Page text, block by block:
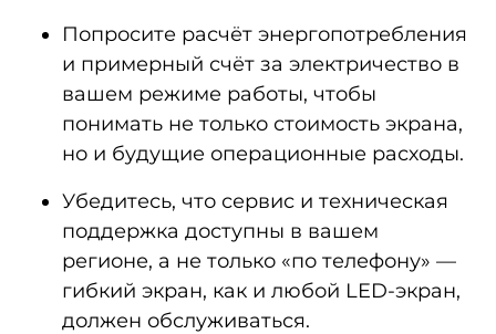
Попросите расчёт энергопотребления
и примерный счёт за электричество в
вашем режиме работы, чтобы
понимать не только стоимость экрана,
но и будущие операционные расходы.
Убедитесь, что сервис и техническая
поддержка доступны в вашем
регионе, а не только «по телефону» —
гибкий экран, как и любой LED‑экран,
должен обслуживаться.